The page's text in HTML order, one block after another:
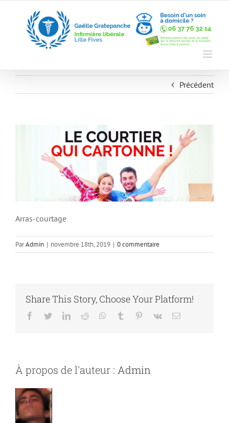
Précédent
Arras-courtage
ParAdmin | novembre 18th, 2019 | 0 commentaire
Share This Story, Choose Your Platform!
Facebook
TwitterLinkedIn
Reddit Whatsapp
Tumblr Pinterest
Vk Email
À propos de l'auteur : Admin